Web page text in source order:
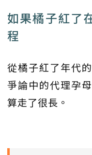
如果橘子紅了
程
從橘子紅了年代
爭論中的代理孕
算走了很長。